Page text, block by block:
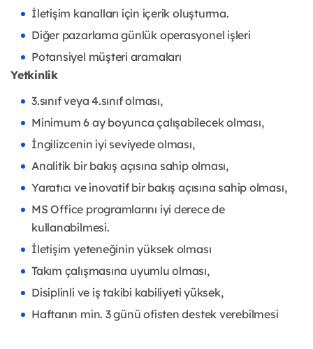
İletişim kanalları için içerik oluşturma.
Diğer pazarlama günlük operasyonel işleri
Potansiyel müşteri aramaları
Yetkinlik
3.sınıf veya 4.sınıf olması,
Minimum 6 ay boyunca çalışabilecek olması,
İngilizcenin iyi seviyede olması,
Analitik bir bakış açısına sahip olması,
Yaratıcı ve inovatif bir bakış açısına sahip olması,
MS Office programlarını iyi derece de
kullanabilmesi.
İletişim yeteneğinin yüksek olması
Takım çalışmasına uyumlu olması,
Disiplinli ve iş takibi kabiliyeti yüksek,
Haftanın min. 3 günü ofisten destek verebilmesi